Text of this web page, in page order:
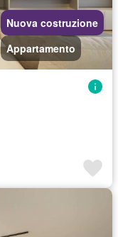
Nuova costruzione
Appartamento